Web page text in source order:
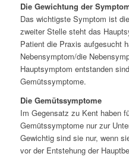
Die Gewichtung der
Das wichtigste Symptom ist
zweiter Stelle steht das
Patient die Praxis aufgesucht
Nebensymptom/die
Hauptsymptom entstanden
Gemütssymptome.
Die Gemütssymptome
Im Gegensatz zu Kent haben
Gemütssymptome nur zur
Gewichtig sind sie nur, wenn
vor der Entstehung der